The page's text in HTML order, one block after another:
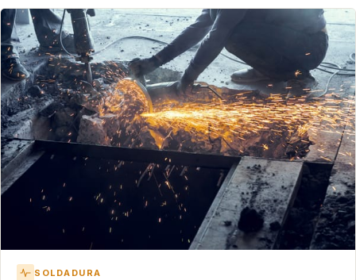
SOLDADURA